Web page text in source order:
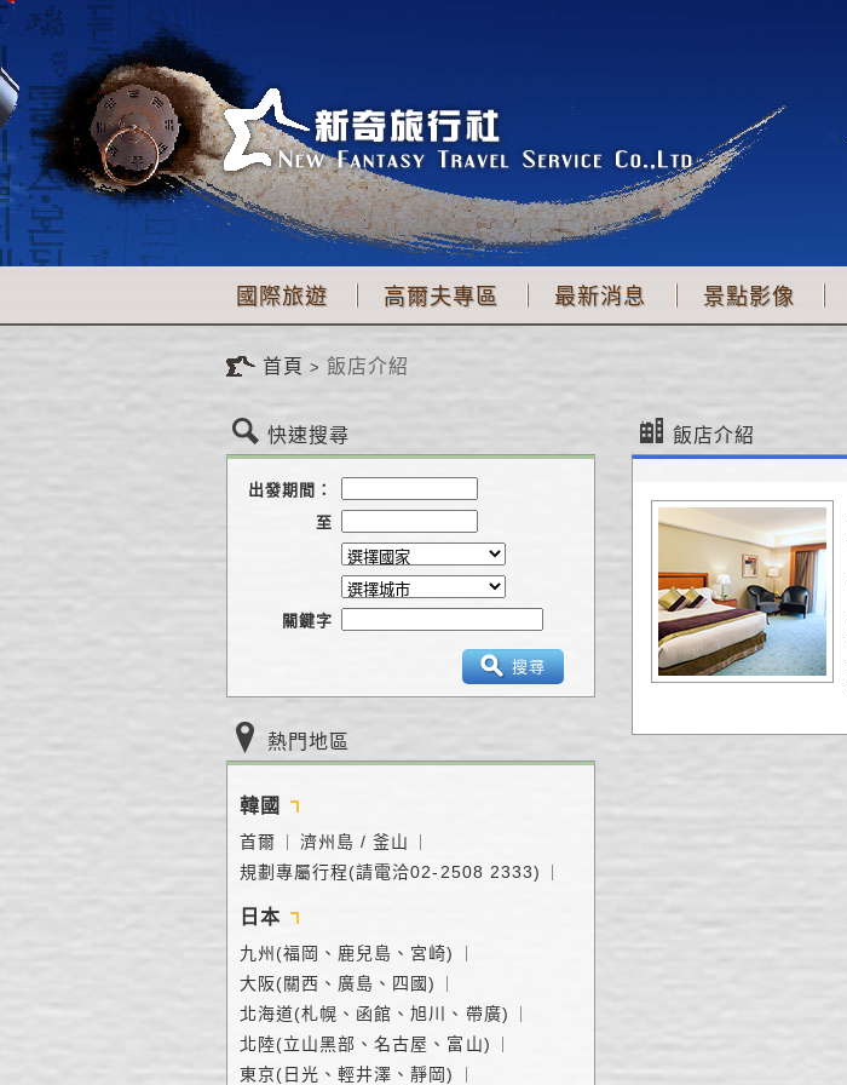
國際旅遊 高爾夫專區 最新消息 景點影像
首頁 飯店介紹
快速搜尋
出發期間：
至
關鍵字
搜尋
熱門地區
韓國
首爾 濟州島 / 釜山
規劃專屬行程(請電洽02-2508 2333)
日本
九州(福岡、鹿兒島、宮崎)
大阪(關西、廣島、四國)
北海道(札幌、函館、旭川、帶廣)
北陸(立山黑部、名古屋、富山)
東京(日光、輕井澤、靜岡)
飯店介紹